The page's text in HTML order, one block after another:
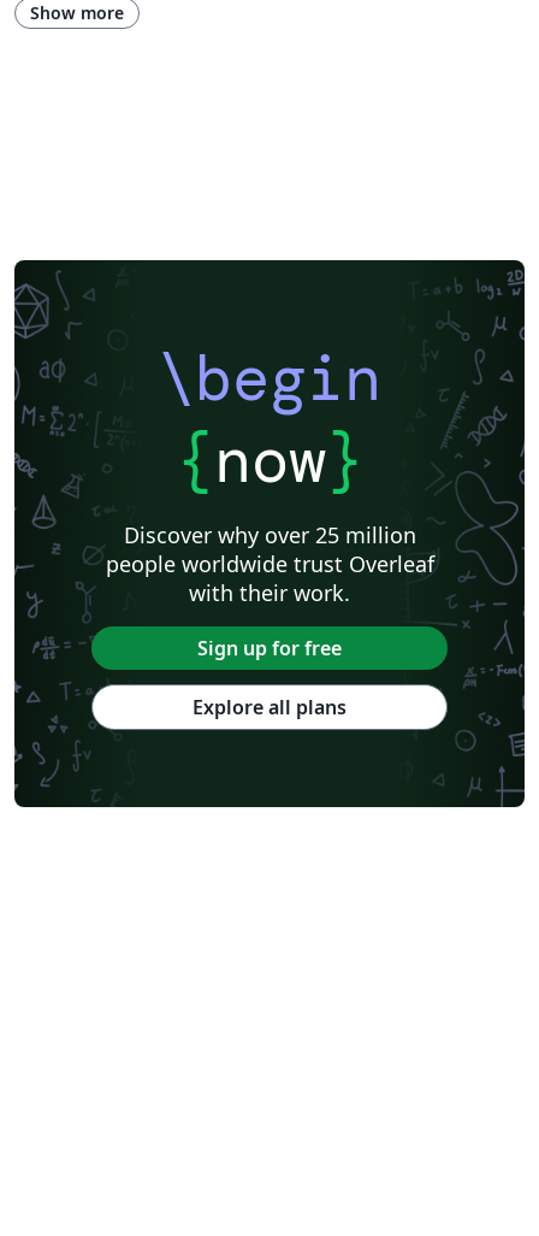
Show more
\begin
{now}
Discover why over 25 million
people worldwide trust Overleaf
with their work.
Sign up for free
Explore all plans